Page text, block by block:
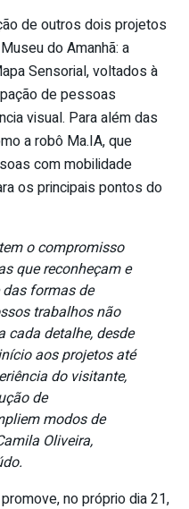
de outros dois projetos
do Amanhã: a
Sensorial, voltados à
de pessoas
visual. Para além das
a robô Ma.IA, que
com mobilidade
os principais pontos do
o compromisso
que reconheçam e
formas de
trabalhos não
cada detalhe, desde
aos projetos até
do visitante,
de
modos de
Oliveira,
no próprio dia 21,